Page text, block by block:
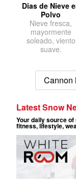
Dias de Nieve
Polvo
Nieve fresca,
mayormente
soleado, viento
suave.
Cannon